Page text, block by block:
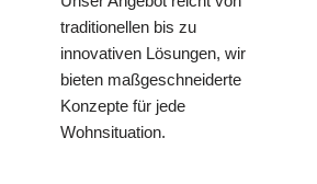
traditionellen bis zu
innovativen Lösungen, wir
bieten maßgeschneiderte
Konzepte für jede
Wohnsituation.